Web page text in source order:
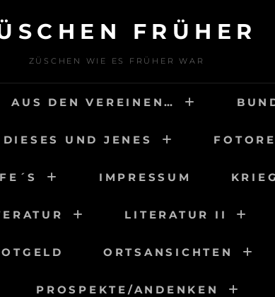
FRÜHER
ZÜSCHEN WIE ES FRÜHER WAR
AUS DEN VEREINEN…
DIESES UND JENES
IMPRESSUM
LITERATUR II
ORTSANSICHTEN
PROSPEKTE/ANDENKEN